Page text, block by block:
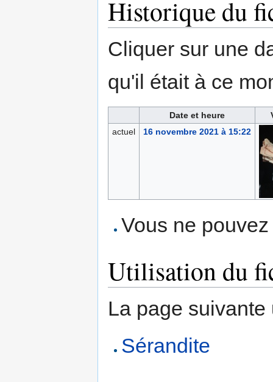
Historique du
Cliquer sur une
qu'il était à ce
Date et heure
actuel
16 novembre 2021 à 15:22
Vous ne
Utilisation du
La page
Sérandite